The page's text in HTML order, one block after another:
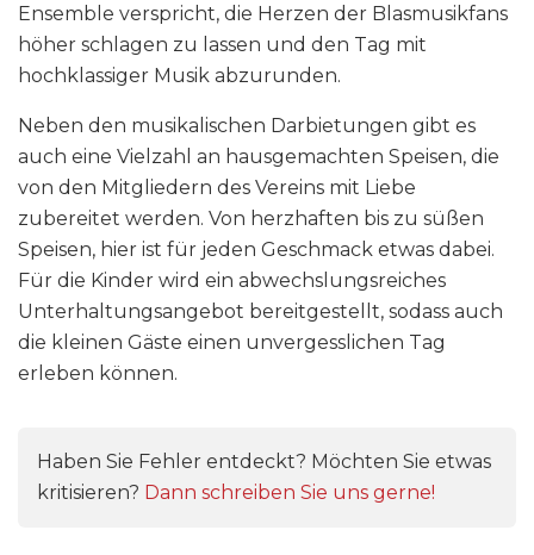
Ensemble verspricht, die Herzen der Blasmusikfans
höher schlagen zu lassen und den Tag mit
hochklassiger Musik abzurunden.
Neben den musikalischen Darbietungen gibt es
auch eine Vielzahl an hausgemachten Speisen, die
von den Mitgliedern des Vereins mit Liebe
zubereitet werden. Von herzhaften bis zu süßen
Speisen, hier ist für jeden Geschmack etwas dabei.
Für die Kinder wird ein abwechslungsreiches
Unterhaltungsangebot bereitgestellt, sodass auch
die kleinen Gäste einen unvergesslichen Tag
erleben können.
Haben Sie Fehler entdeckt? Möchten Sie etwas
kritisieren? Dann schreiben Sie uns gerne!